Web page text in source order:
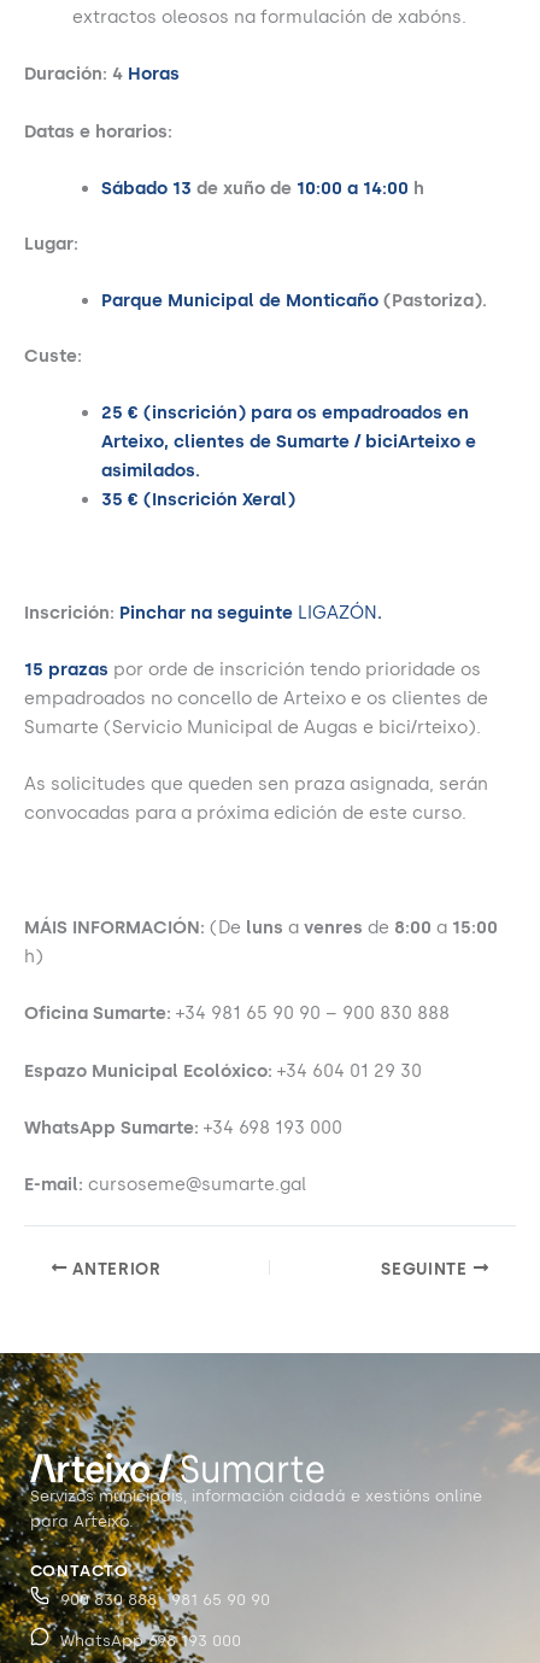
extractos oleosos na formulación de xabóns.
Duración: 4 Horas
Datas e horarios:
Sábado 13 de xuño de 10:00 a 14:00 h
Lugar:
Parque Municipal de Monticaño (Pastoriza).
Custe:
25 € (inscrición) para os empadroados en
Arteixo, clientes de Sumarte / biciArteixo e
asimilados.
35 € (Inscrición Xeral)
Inscrición: Pinchar na seguinte LIGAZÓN.
15 prazas por orde de inscrición tendo prioridade os
empadroados no concello de Arteixo e os clientes de
Sumarte (Servicio Municipal de Augas e bici/rteixo).
As solicitudes que queden sen praza asignada, serán
convocadas para a próxima edición de este curso.
MÁIS INFORMACIÓN: (De luns a venres de 8:00 a 15:00
h)
Oficina Sumarte: +34 981 65 90 90 – 900 830 888
Espazo Municipal Ecolóxico: +34 604 01 29 30
WhatsApp Sumarte: +34 698 193 000
E-mail: cursoseme@sumarte.gal
ANTERIOR SEGUINTE
Servizos municipais, información cidadá e xestións online
para Arteixo.
CONTACTO
900 830 888 · 981 65 90 90
WhatsApp 698 193 000